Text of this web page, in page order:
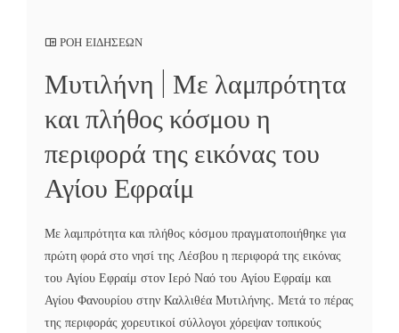
ΡΟΗ ΕΙΔΗΣΕΩΝ
Μυτιλήνη | Με λαμπρότητα
και πλήθος κόσμου η
περιφορά της εικόνας του
Αγίου Εφραίμ
Με λαμπρότητα και πλήθος κόσμου πραγματοποιήθηκε για
πρώτη φορά στο νησί της Λέσβου η περιφορά της εικόνας
του Αγίου Εφραίμ στον Ιερό Ναό του Αγίου Εφραίμ και
Αγίου Φανουρίου στην Καλλιθέα Μυτιλήνης. Μετά το πέρας
της περιφοράς χορευτικοί σύλλογοι χόρεψαν τοπικούς